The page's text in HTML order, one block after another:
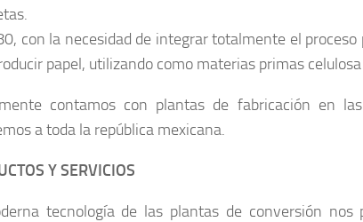
con la necesidad de integrar totalmente el
papel, utilizando como materias primas
contamos con plantas de fabricación en
a toda la república mexicana.
Y SERVICIOS
tecnología de las plantas de conversión